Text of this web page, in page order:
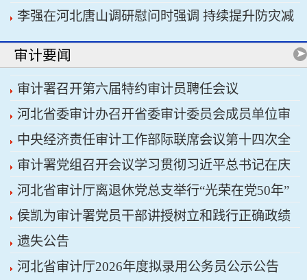
书记习近平主持会议
李强在河北唐山调研慰问时强调 持续提升防灾减
灾救灾能力 切实保障人民群众生命财产安全
审计要闻
审计署召开第六届特约审计员聘任会议
河北省委审计办召开省委审计委员会成员单位审
计重点工作协调推进会议暨省经济责任审计工作厅
际联席会议
中央经济责任审计工作部际联席会议第十四次全
体会议召开
审计署党组召开会议学习贯彻习近平总书记在庆
祝中国共产党成立105周年大会上的重要讲话精神
河北省审计厅离退休党总支举行“光荣在党50年”
纪念章颁发仪式
侯凯为审计署党员干部讲授树立和践行正确政绩
观学习教育专题党课
遗失公告
河北省审计厅2026年度拟录用公务员公示公告